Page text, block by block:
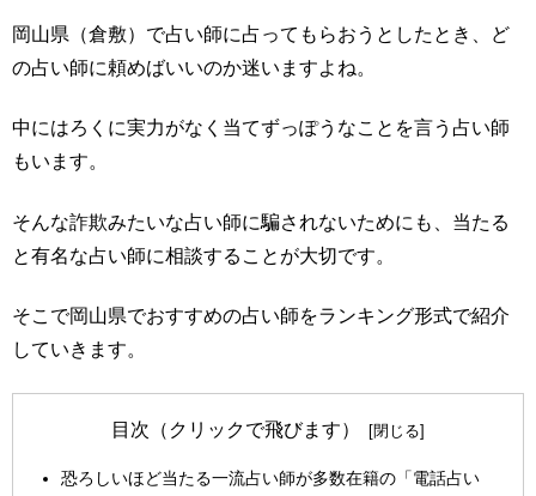
岡山県（倉敷）で占い師に占ってもらおうとしたとき、ど
の占い師に頼めばいいのか迷いますよね。
中にはろくに実力がなく当てずっぽうなことを言う占い師
もいます。
そんな詐欺みたいな占い師に騙されないためにも、当たる
と有名な占い師に相談することが大切です。
そこで岡山県でおすすめの占い師をランキング形式で紹介
していきます。
目次（クリックで飛びます）
恐ろしいほど当たる一流占い師が多数在籍の「電話占い